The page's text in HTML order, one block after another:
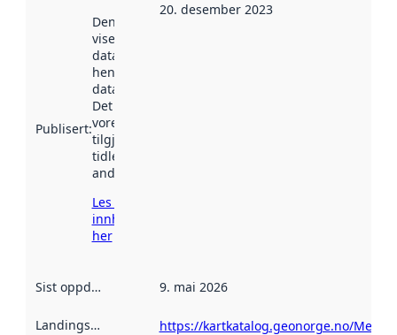
Publisert:
Denne datoen
viser når
datasettet vart
henta inn av
data.norge.no.
Det kan ha
vore
tilgjengeleg
tidlegare
andre stader.
Les meir om
innhenting
her
20. desember 2023
Sist oppdatert 9. mai 2026
Landingsside
https://kartkatalog.geonorge.no/